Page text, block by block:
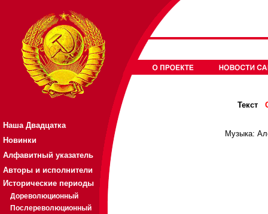
Наша Двадцатка
Новинки
Алфавитный указатель
Авторы и исполнители
Исторические периоды
Дореволюционный
Послереволюционный
Текст
Музыка: